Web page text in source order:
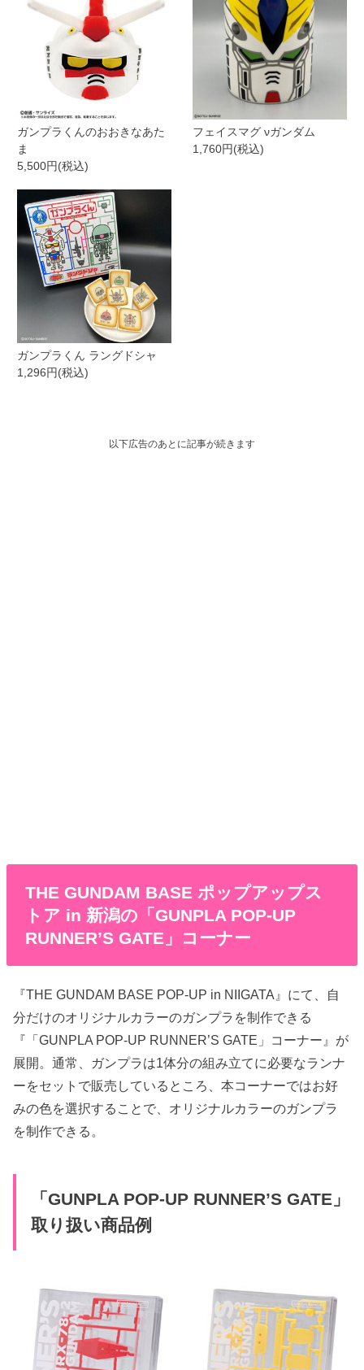
ガンプラくんのおおきなあた
ま
5,500円(税込)
フェイスマグ νガンダム
1,760円(税込)
ガンプラくん ラングドシャ
1,296円(税込)
以下広告のあとに記事が続きます
THE GUNDAM BASE ポップアップス
トア in 新潟の「GUNPLA POP-UP
RUNNER’S GATE」コーナー
『THE GUNDAM BASE POP-UP in NIIGATA』にて、自
分だけのオリジナルカラーのガンプラを制作できる
『「GUNPLA POP-UP RUNNER’S GATE」コーナー』が
展開。通常、ガンプラは1体分の組み立てに必要なランナ
ーをセットで販売しているところ、本コーナーではお好
みの色を選択することで、オリジナルカラーのガンプラ
を制作できる。
「GUNPLA POP-UP RUNNER’S GATE」
取り扱い商品例